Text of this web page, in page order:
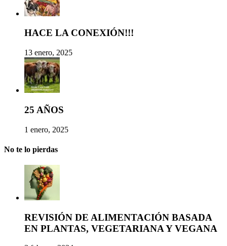
HACE LA CONEXIÓN!!!
13 enero, 2025
25 AÑOS
1 enero, 2025
No te lo pierdas
REVISIÓN DE ALIMENTACIÓN BASADA
EN PLANTAS, VEGETARIANA Y VEGANA